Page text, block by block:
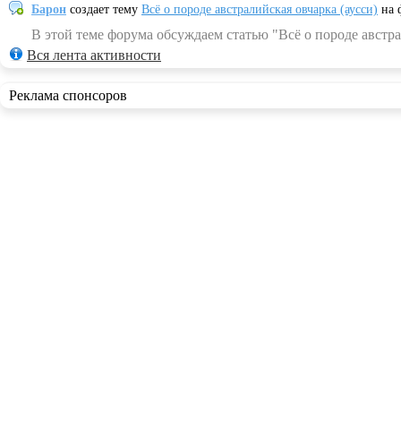
Барон создает тему Всё о породе австралийская овчарка (аусси) на
В этой теме форума обсуждаем статью "Всё о породе
Вся лента активности
Реклама спонсоров